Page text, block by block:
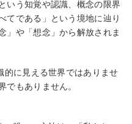
という知覚や認識、概念の限界
てである」という境地に辿り
」や「想念」から解放されま
的に見える世界ではありませ
でもありません。